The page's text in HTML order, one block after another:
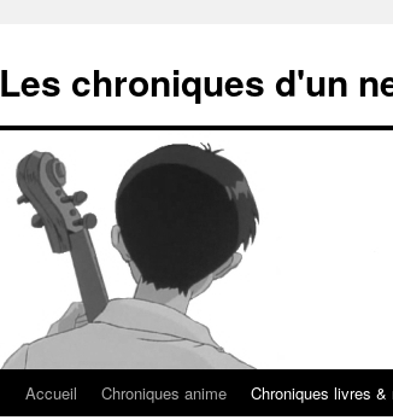
Les chroniques d'un
Accueil Chroniques anime Chroniques livres &